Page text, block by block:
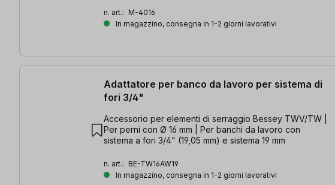
n. art.: M-4016
In magazzino, consegna in 1-2 giorni lavorativi
Adattatore per banco da lavoro per sistema di
fori 3/4"
Accessorio per elementi di serraggio Bessey TWV/TW |
Per perni con Ø 16 mm | Per banchi da lavoro con
sistema a fori 3/4" (19,05 mm) e sistema 19 mm
n. art.: BE-TW16AW19
In magazzino, consegna in 1-2 giorni lavorativi